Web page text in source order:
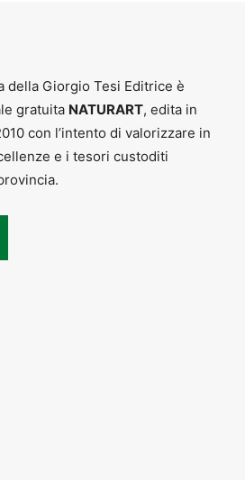
della Giorgio Tesi Editrice è
gratuita NATURART, edita in
con l’intento di valorizzare in
e i tesori custoditi